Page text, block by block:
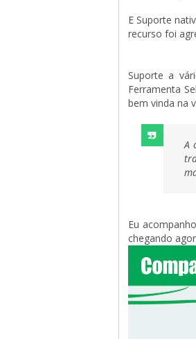
E Suporte
recurso foi
Suporte a
Ferramenta
bem vinda na
A
Eu
chegando